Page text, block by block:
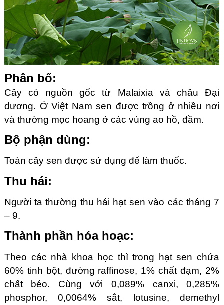
Phân bố:
Cây có nguồn gốc từ Malaixia và châu Ðại
dương. Ở Việt Nam sen được trồng ở nhiều nơi
và thường mọc hoang ở các vùng ao hồ, đầm.
Bộ phận dùng:
Toàn cây sen được sử dụng để làm thuốc.
Thu hái:
Người ta thường thu hái hạt sen vào các tháng 7
– 9.
Thành phần hóa hoạc:
Theo các nhà khoa học thì trong hạt sen chứa
60% tinh bột, đường raffinose, 1% chất đạm, 2%
chất béo. Cùng với 0,089% canxi, 0,285%
phosphor, 0,0064% sắt, lotusine, demethyl